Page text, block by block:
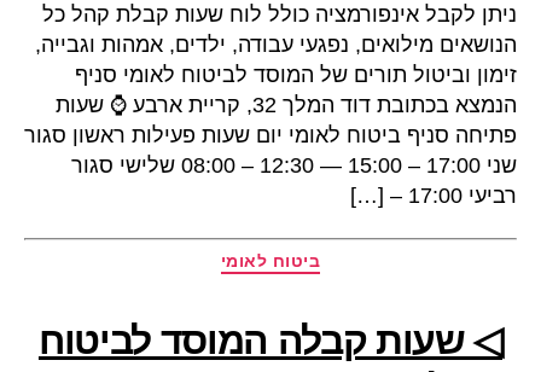
ניתן לקבל אינפורמציה כולל לוח שעות קבלת קהל כל
הנושאים מילואים, נפגעי עבודה, ילדים, אמהות וגבייה,
זימון וביטול תורים של המוסד לביטוח לאומי סניף
הנמצא בכתובת דוד המלך 32, קריית ארבע ⌚ שעות
פתיחה סניף ביטוח לאומי יום שעות פעילות ראשון סגור
שני 17:00 – 15:00 — 12:30 – 08:00 שלישי סגור
רביעי 17:00 – […]
קטגוריות
ביטוח לאומי
◁ שעות קבלה המוסד לביטוח